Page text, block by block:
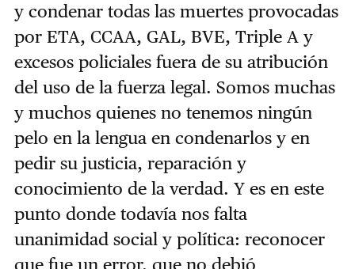
y condenar todas las muertes provocadas
por ETA, CCAA, GAL, BVE, Triple A y
excesos policiales fuera de su atribución
del uso de la fuerza legal. Somos muchas
y muchos quienes no tenemos ningún
pelo en la lengua en condenarlos y en
pedir su justicia, reparación y
conocimiento de la verdad. Y es en este
punto donde todavía nos falta
unanimidad social y política: reconocer
que fue un error, que no debió